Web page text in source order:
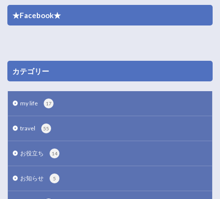
★Facebook★
カテゴリー
my life 17
travel 55
お役立ち 14
お知らせ 5